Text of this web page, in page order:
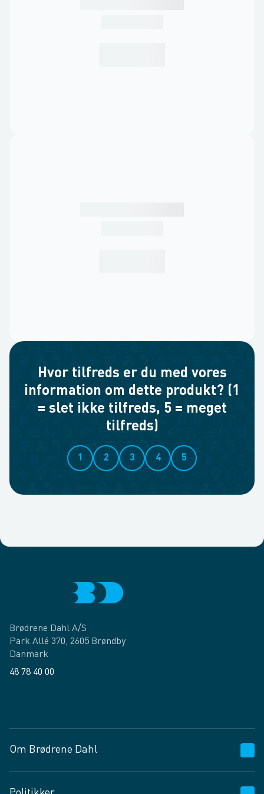
Hvor tilfreds er du med vores
information om dette produkt? (1
= slet ikke tilfreds, 5 = meget
tilfreds)
1 2 3 4 5
Brødrene Dahl A/S
Park Allé 370, 2605 Brøndby
Danmark
48 78 40 00
Om Brødrene Dahl